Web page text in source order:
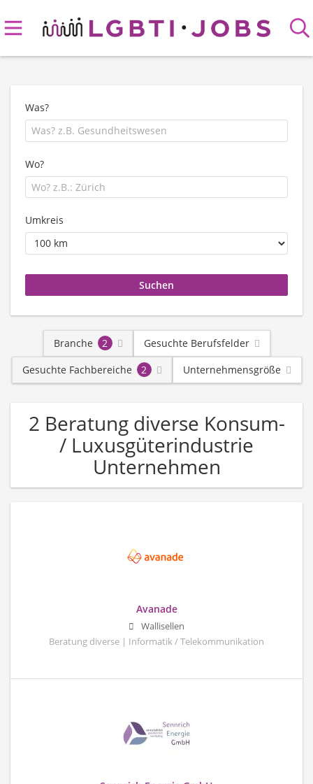
Was?
Wo?
Umkreis
Branche 2
Gesuchte Berufsfelder
Gesuchte Fachbereiche
2 Unternehmensgröße
2 Beratung diverse Konsum-
/ Luxusgüterindustrie
Unternehmen
Avanade
Wallisellen
Beratung diverse | Informatik / Telekommunikation